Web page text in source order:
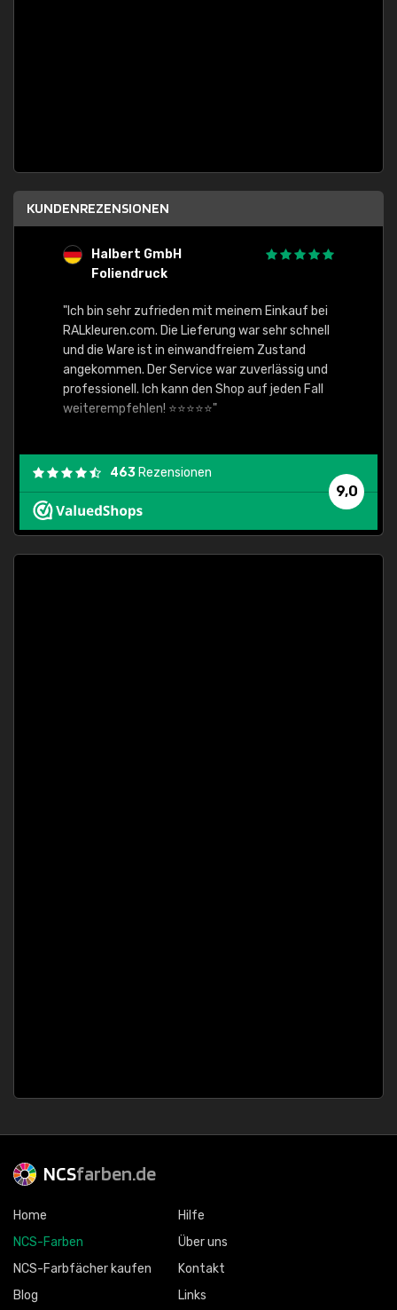
KUNDENREZENSIONEN
Halbert GmbH
Foliendruck
"Ich bin sehr zufrieden mit meinem Einkauf bei
RALkleuren.com. Die Lieferung war sehr schnell
und die Ware ist in einwandfreiem Zustand
angekommen. Der Service war zuverlässig und
professionell. Ich kann den Shop auf jeden Fall
weiterempfehlen! ⭐⭐⭐⭐⭐"
9,0
463 Rezensionen
NCSfarben.de
Home
NCS-Farben
NCS-Farbfächer kaufen
Blog
Hilfe
Über uns
Kontakt
Links